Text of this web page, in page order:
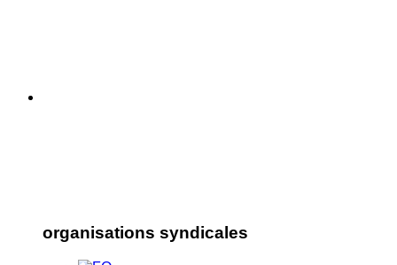
organisations syndicales